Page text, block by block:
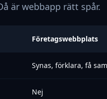
är webbapp rätt spår.
Företagswebbplats
Synas, förklara, få
Nej